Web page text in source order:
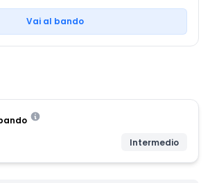
Vai al bando
Intermedio